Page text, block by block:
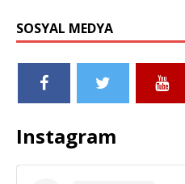
SOSYAL MEDYA
Instagram